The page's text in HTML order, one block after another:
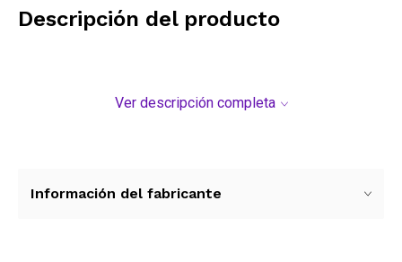
Descripción del producto
Ver descripción completa
Información del fabricante